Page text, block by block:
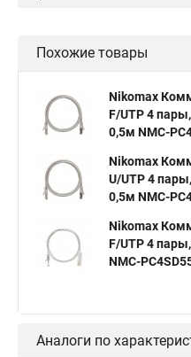
Похожие товары
Nikomax
F/UTP 4
0,5м NMC-
Nikomax
U/UTP 4
0,5м NMC-
Nikomax
F/UTP 4
NMC-
Аналоги по